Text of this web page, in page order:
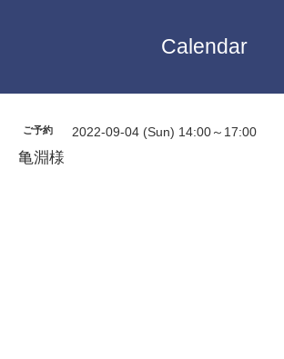
Calendar
ご予約 2022-09-04 (Sun) 14:00～17:00
亀淵様